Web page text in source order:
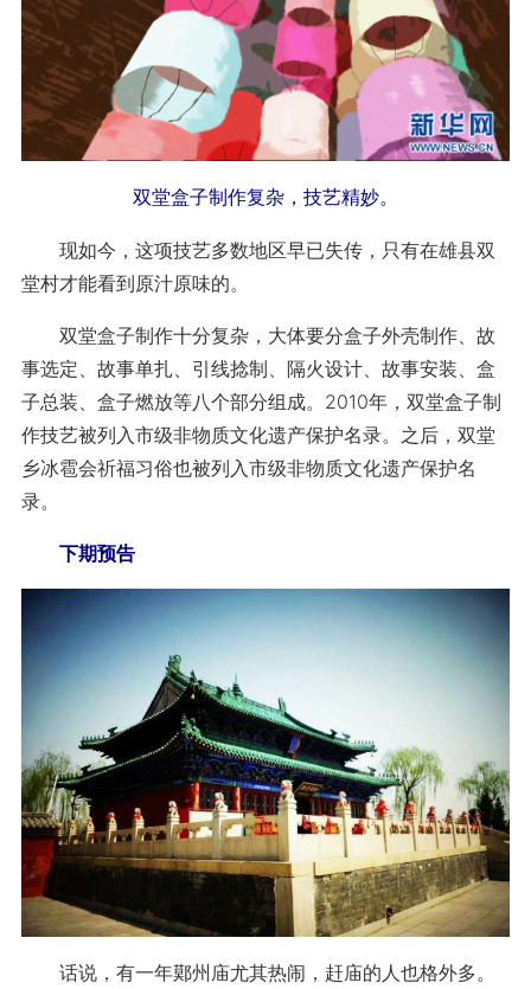
双堂盒子制作复杂，技艺精妙。
现如今，这项技艺多数地区早已失传，只有在雄县双
堂村才能看到原汁原味的。
双堂盒子制作十分复杂，大体要分盒子外壳制作、故
事选定、故事单扎、引线捻制、隔火设计、故事安装、盒
子总装、盒子燃放等八个部分组成。2010年，双堂盒子制
作技艺被列入市级非物质文化遗产保护名录。之后，双堂
乡冰雹会祈福习俗也被列入市级非物质文化遗产保护名
录。
下期预告
话说，有一年鄚州庙尤其热闹，赶庙的人也格外多。